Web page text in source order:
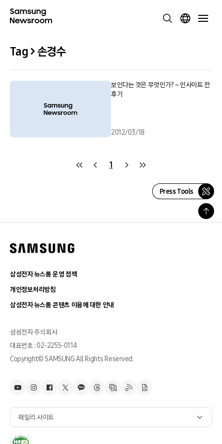
Tag > 손경수
보인다는 것은 무엇인가? – 인사이트 전
후기
2012/03/18
1
Press Tools
삼성전자 뉴스룸 운영 정책
개인정보처리방침
삼성전자 뉴스룸 콘텐츠 이용에 대한 안내
삼성전자 주식회사
대표번호 : 02-2255-0114
Copyright© SAMSUNG All Rights Reserved.
패밀리 사이트